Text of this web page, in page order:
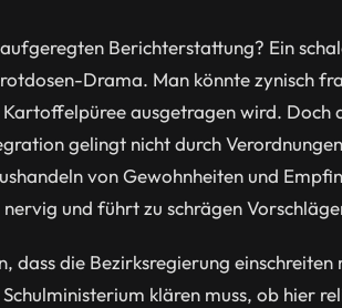
Berichterstattung? Ein
Drama. Man könnte zynisch
ausgetragen wird. Doch
gelingt nicht durch
von Gewohnheiten und
und führt zu schrägen
dass die Bezirksregierung
klären muss, ob hier